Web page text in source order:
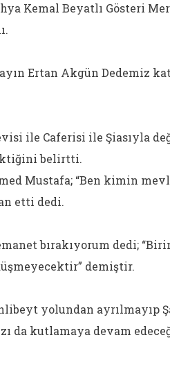
Kemal Beyatlı Gösteri
Ertan Akgün Dedemiz
ile Caferisi ile Şiasıyla
belirtti.
Mustafa; “Ben kimin
etti dedi.
bırakıyorum dedi;
demiştir.
yolundan ayrılmayıp
da kutlamaya devam